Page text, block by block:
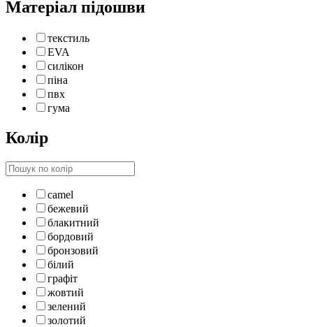
Матеріал підошви
текстиль
EVA
силікон
піна
пвх
гума
Колір
camel
бежевий
блакитний
бордовий
бронзовий
білий
графіт
жовтий
зелений
золотий